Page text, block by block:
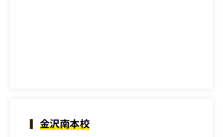
金沢南本校